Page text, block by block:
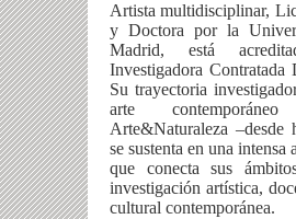
Artista multidisciplinar,
y Doctora por la
Madrid, está
Investigadora
Su trayectoria
arte
Arte&Naturaleza –desde
se sustenta en una
que conecta sus
investigación artística,
cultural contemporánea.